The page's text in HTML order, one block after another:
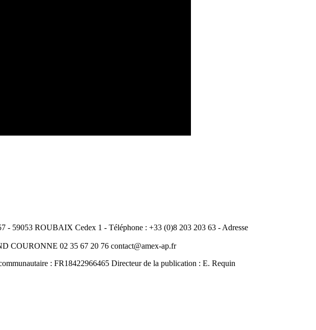
- 59053 ROUBAIX Cedex 1 - Téléphone : +33 (0)8 203 203 63 - Adresse
COURONNE 02 35 67 20 76 contact@amex-ap.fr
: FR18422966465 Directeur de la publication : E. Requin